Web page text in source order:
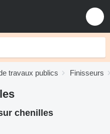
travaux publics Finisseurs
chenilles